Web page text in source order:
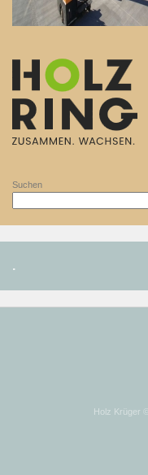
Suchen
.
Holz Krüger